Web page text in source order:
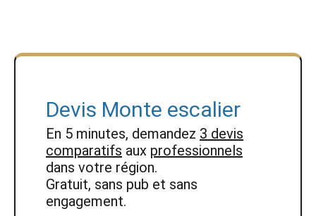
Devis Monte escalier
En 5 minutes, demandez 3 devis
comparatifs aux professionnels
dans votre région.
Gratuit, sans pub et sans
engagement.